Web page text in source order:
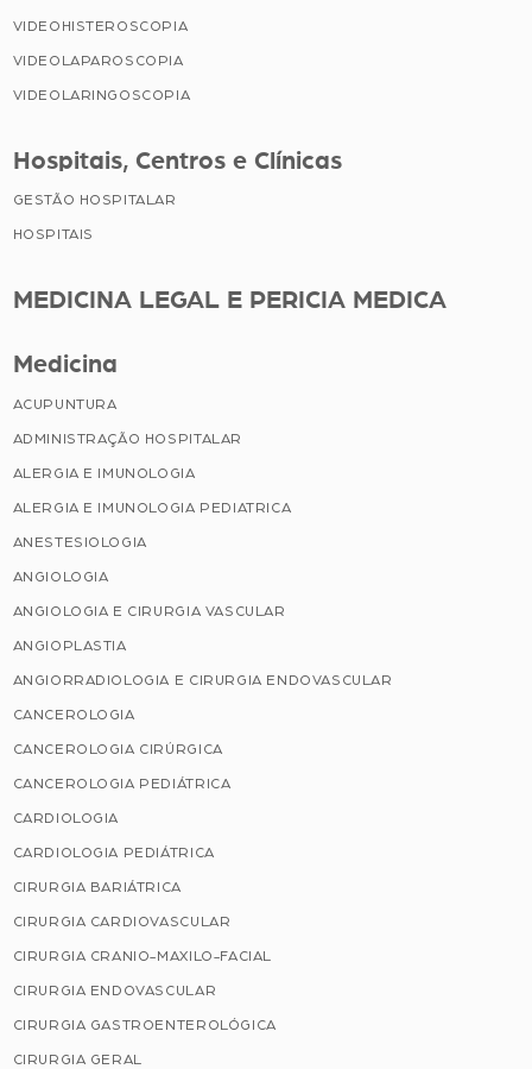
VIDEOHISTEROSCOPIA
VIDEOLAPAROSCOPIA
VIDEOLARINGOSCOPIA
Hospitais, Centros e Clínicas
GESTÃO HOSPITALAR
HOSPITAIS
MEDICINA LEGAL E PERICIA MEDICA
Medicina
ACUPUNTURA
ADMINISTRAÇÃO HOSPITALAR
ALERGIA E IMUNOLOGIA
ALERGIA E IMUNOLOGIA PEDIATRICA
ANESTESIOLOGIA
ANGIOLOGIA
ANGIOLOGIA E CIRURGIA VASCULAR
ANGIOPLASTIA
ANGIORRADIOLOGIA E CIRURGIA ENDOVASCULAR
CANCEROLOGIA
CANCEROLOGIA CIRÚRGICA
CANCEROLOGIA PEDIÁTRICA
CARDIOLOGIA
CARDIOLOGIA PEDIÁTRICA
CIRURGIA BARIÁTRICA
CIRURGIA CARDIOVASCULAR
CIRURGIA CRANIO-MAXILO-FACIAL
CIRURGIA ENDOVASCULAR
CIRURGIA GASTROENTEROLÓGICA
CIRURGIA GERAL